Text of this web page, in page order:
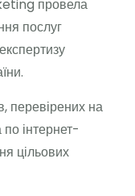
провела
послуг
перевірених на
інтернет-
цільових